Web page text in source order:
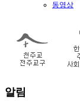
동영상
알림